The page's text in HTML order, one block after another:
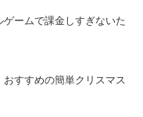
ームで課金しすぎないた
おすすめの簡単クリスマス